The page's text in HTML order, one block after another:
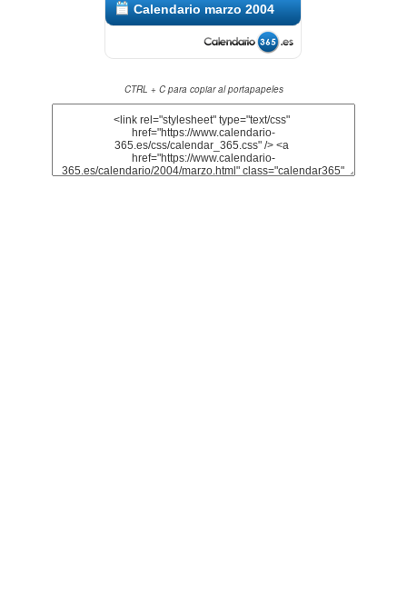
Calendario marzo 2004
CTRL + C para copiar al portapapeles